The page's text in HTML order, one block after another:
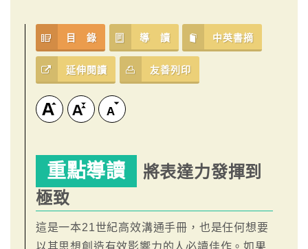
目 錄 導 讀 中英書摘
延伸閱讀 友善列印
重點導讀
將表達力發揮到
極致
這是一本21世紀高效溝通手冊，也是任何想要